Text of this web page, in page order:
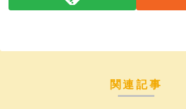
関連記事